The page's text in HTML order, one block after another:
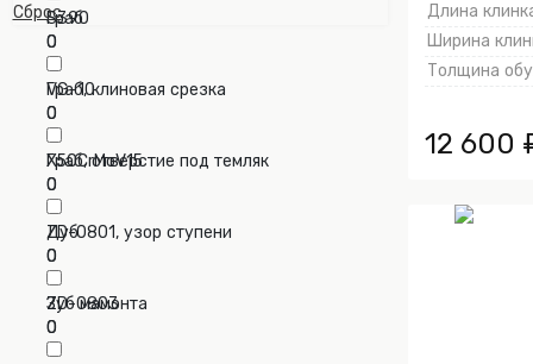
S390
0
VG-10
0
X50CrMoV15
0
ZD-0801, узор ступени
0
ZD-0803
0
Граб
0
Граб, клиновая срезка
0
Граб, отверстие под темляк
0
Дуб
0
Зуб мамонта
0
Сброс
Длина
Ширина
Толщина
12 600